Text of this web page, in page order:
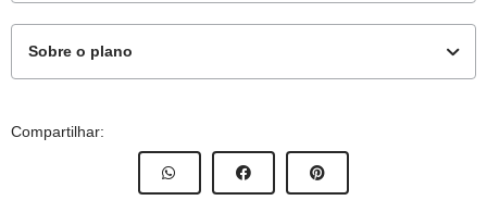
Sobre o plano
NOVA ESCOLA
Luzia Julidori
Compartilhar: